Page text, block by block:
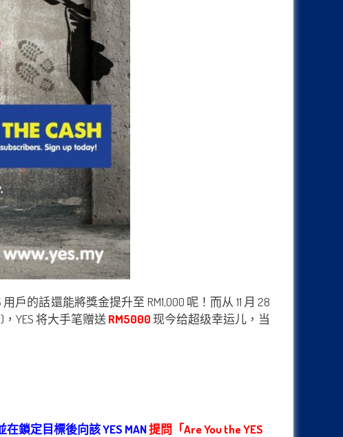
戶的話還能將獎金提升至 RM1,000 呢！而从 11 月 28
，YES 将大手笔赠送 RM5000现今给超级幸运儿，当
鎖定目標後向該 YES MAN提問「Are You the YES